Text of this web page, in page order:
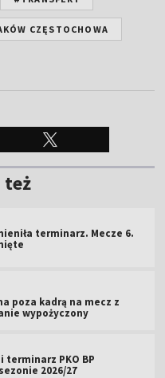
CZĘSTOCHOWA
też
terminarz. Mecze 6.
poza kadrą na mecz z
wypożyczony
terminarz PKO BP
2026/27